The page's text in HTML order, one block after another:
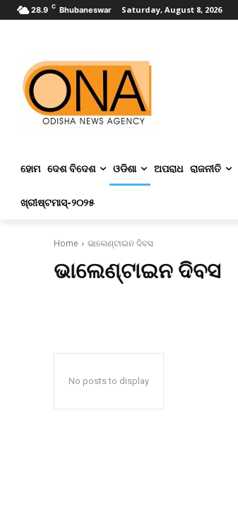
28.9 C Bhubaneswar Saturday, August 8, 2026
ହୋମ ଦେଶ ବିଦେଶ ଓଡିଶା ଅପରାଧ ରାଜନୀତି
ଖ୍ରୀଷ୍ଟମାସ୍‌-୨୦୨୫
Home ଭାଲେଣ୍ଟାଇନ ଦିବସ
ଭାଲେଣ୍ଟାଇନ ଦିବସ
No posts to display